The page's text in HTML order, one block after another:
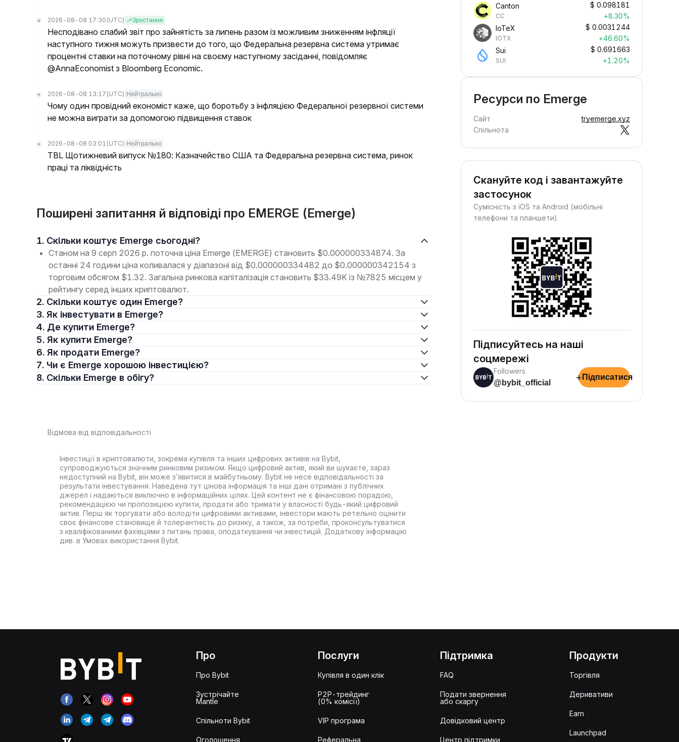
2026-08-08 17:30 (UTC) Зростання
Несподівано слабий звіт про зайнятість за липень разом із можливим зниженням інфляції
наступного тижня можуть призвести до того, що Федеральна резервна система утримає
процентні ставки на поточному рівні на своєму наступному засіданні, повідомляє
@AnnaEconomist з Bloomberg Economic.
2026-08-08 13:17 (UTC) Нейтрально
Чому один провідний економіст каже, що боротьбу з інфляцією Федеральної резервної системи
не можна виграти за допомогою підвищення ставок
2026-08-08 03:01 (UTC) Нейтрально
TBL Щотижневий випуск №180: Казначейство США та Федеральна резервна система, ринок
праці та ліквідність
Поширені запитання й відповіді про EMERGE (Emerge)
1. Скільки коштує Emerge сьогодні?
Станом на 9 серп 2026 р. поточна ціна Emerge (EMERGE) становить $0.000000334874. За
останні 24 години ціна коливалася у діапазоні від $0.000000334482 до $0.000000342154 з
торговим обсягом $1.32. Загальна ринкова капіталізація становить $33.49K із №7825 місцем у
рейтингу серед інших криптовалют.
2. Скільки коштує один Emerge?
3. Як інвестувати в Emerge?
4. Де купити Emerge?
5. Як купити Emerge?
6. Як продати Emerge?
7. Чи є Emerge хорошою інвестицією?
8. Скільки Emerge в обігу?
Відмова від відповідальності
Інвестиції в криптовалюти, зокрема купівля та інших цифрових активів на Bybit,
супроводжуються значним ринковим ризиком. Якщо цифровий актив, який ви шукаєте, зараз
недоступний на Bybit, він може з’явитися в майбутньому. Bybit не несе відповідальності за
результати інвестування. Наведена тут цінова інформація та інші дані отримані з публічних
джерел і надаються виключно в інформаційних цілях. Цей контент не є фінансовою порадою,
рекомендацією чи пропозицією купити, продати або тримати у власності будь-який цифровий
актив. Перш як торгувати або володіти цифровими активами, інвестори мають ретельно оцінити
своє фінансове становище й толерантність до ризику, а також, за потреби, проконсультуватися
з кваліфікованими фахівцями з питань права, оподаткування чи інвестицій. Додаткову інформацію
див. в Умовах використання Bybit.
Canton
CC
$ 0.098181
+8.30%
IoTeX
IOTX
$ 0.0031244
+46.60%
Sui
SUI
$ 0.691663
+1.20%
Ресурси по Emerge
Сайт
tryemerge.xyz
Спільнота
Скануйте код і завантажуйте
застосунок
Сумісність з iOS та Android (мобільні
телефони та планшети)
Підписуйтесь на наші
соцмережі
Followers
@bybit_official
+ Підписатися
Про
Про Bybit
Зустрічайте
Mantle
Спільноти Bybit
Оголошення
Послуги
Купівля в один клік
P2P-трейдинг
(0% комісії)
VIP програма
Реферальна
Підтримка
FAQ
Подати звернення
або скаргу
Довідковий центр
Центр підтримки
Продукти
Торгівля
Деривативи
Earn
Launchpad